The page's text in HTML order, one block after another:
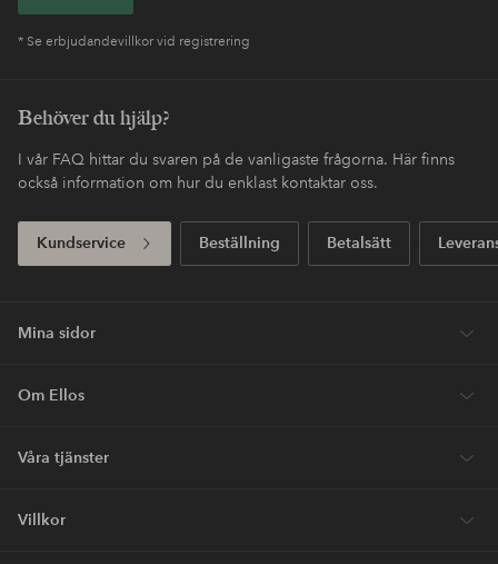
* Se erbjudandevillkor vid registrering
Behöver du hjälp?
I vår FAQ hittar du svaren på de vanligaste frågorna. Här finns
också information om hur du enklast kontaktar oss.
Kundservice Beställning Betalsätt
Mina sidor
Om Ellos
Våra tjänster
Villkor